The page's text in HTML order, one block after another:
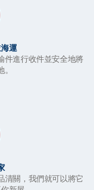
運
件進行收件並安全地將
清關，我們就可以將它